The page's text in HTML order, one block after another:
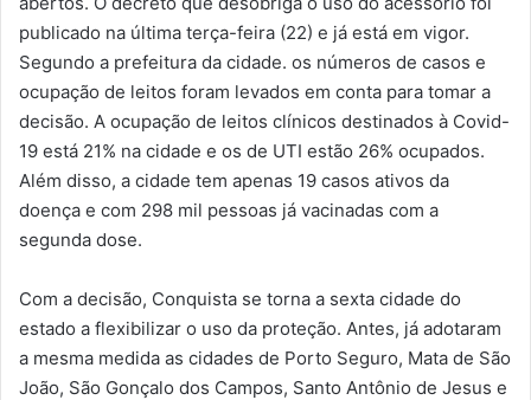
publicado na última terça-feira (22) e já está em vigor.
Segundo a prefeitura da cidade. os números de casos e
ocupação de leitos foram levados em conta para tomar a
decisão. A ocupação de leitos clínicos destinados à Covid-
19 está 21% na cidade e os de UTI estão 26% ocupados.
Além disso, a cidade tem apenas 19 casos ativos da
doença e com 298 mil pessoas já vacinadas com a
segunda dose.
Com a decisão, Conquista se torna a sexta cidade do
estado a flexibilizar o uso da proteção. Antes, já adotaram
a mesma medida as cidades de Porto Seguro, Mata de São
João, São Gonçalo dos Campos, Santo Antônio de Jesus e